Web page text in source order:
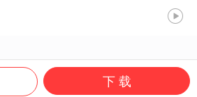
下 载